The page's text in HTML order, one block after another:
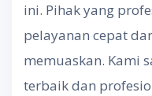
ini. Pihak yang
pelayanan cepat
memuaskan. Kami
terbaik dan